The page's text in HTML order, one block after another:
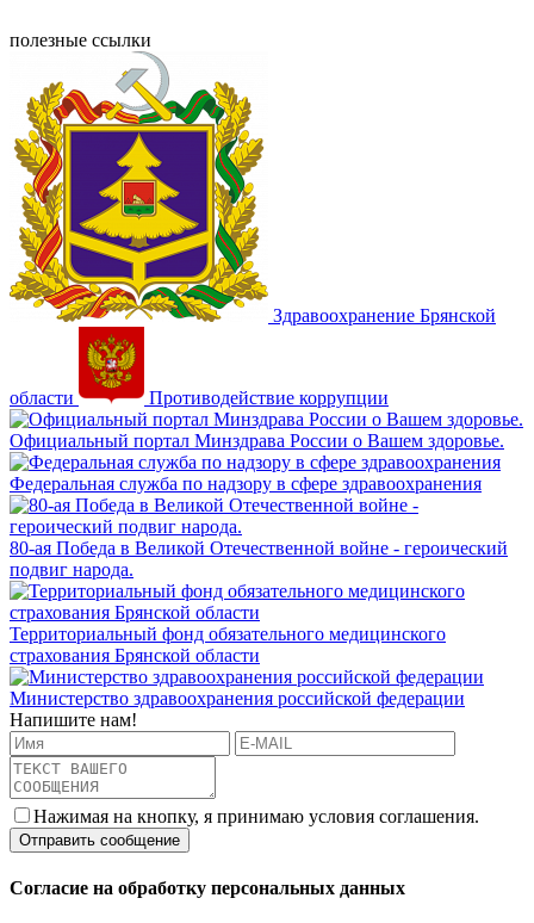
полезные ссылки
Здравоохранение Брянской
области Противодействие коррупции
Официальный портал Минздрава России о Вашем здоровье.
Федеральная служба по надзору в сфере здравоохранения
80-ая Победа в Великой Отечественной войне - героический
подвиг народа.
Территориальный фонд обязательного медицинского
страхования Брянской области
Министерство здравоохранения российской федерации
Напишите нам!
Нажимая на кнопку, я принимаю условия соглашения.
Согласие на обработку персональных данных